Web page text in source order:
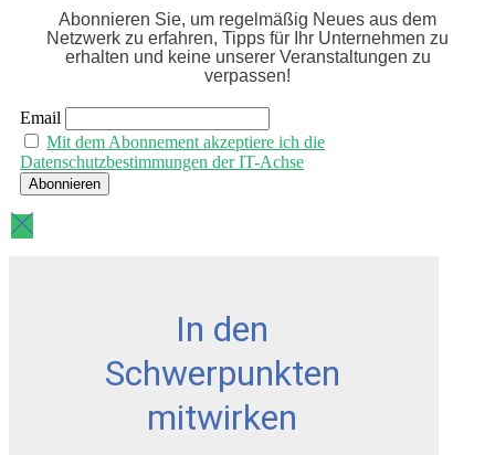
Abonnieren Sie, um regelmäßig Neues aus dem
Netzwerk zu erfahren, Tipps für Ihr Unternehmen zu
erhalten und keine unserer Veranstaltungen zu
verpassen!
Email
Mit dem Abonnement akzeptiere ich die
Datenschutzbestimmungen der IT-Achse
In den
Schwerpunkten
mitwirken